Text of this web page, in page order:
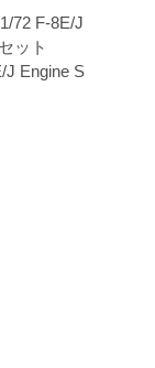
1/72 F-8E/J
ット
J Engine S